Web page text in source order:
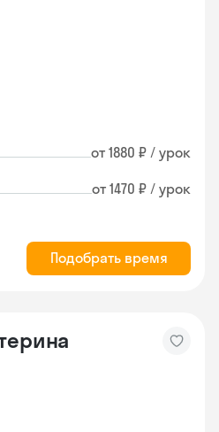
от 1880 ₽ / урок
от 1470 ₽ / урок
Подобрать время